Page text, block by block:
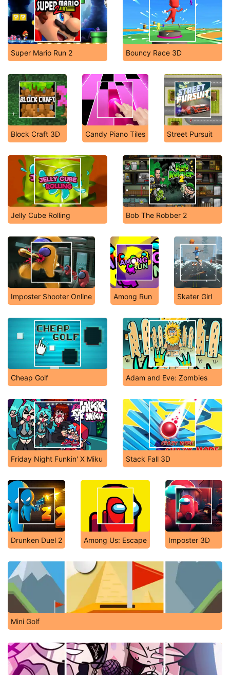
Super Mario Run 2 Bouncy Race 3D
Block Craft 3D Candy Piano Tiles Street Pursuit
Jelly Cube Rolling Bob The Robber 2
Imposter Shooter Online Among Run Skater Girl
Cheap Golf Adam and Eve: Zombies
Friday Night Funkin' X Miku Stack Fall 3D
Drunken Duel 2 Among Us: Escape Imposter 3D
Mini Golf